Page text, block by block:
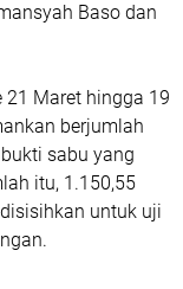
Baso dan
Maret hingga 19
berjumlah
sabu yang
itu, 1.150,55
untuk uji